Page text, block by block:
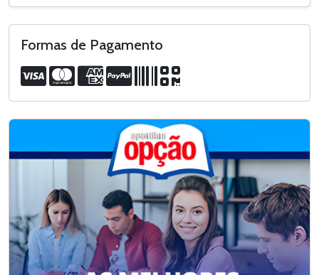
Formas de Pagamento